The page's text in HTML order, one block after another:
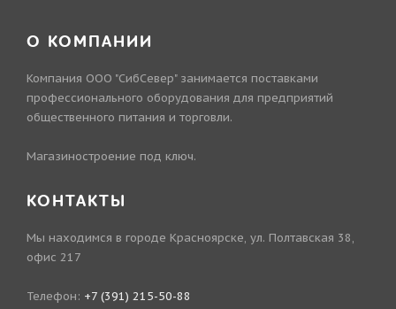
О КОМПАНИИ
Компания ООО "СибСевер" занимается поставками
профессионального оборудования для предприятий
общественного питания и торговли.
Магазиностроение под ключ.
КОНТАКТЫ
Мы находимся в городе Красноярске, ул. Полтавская 38,
офис 217
Телефон: +7 (391) 215-50-88